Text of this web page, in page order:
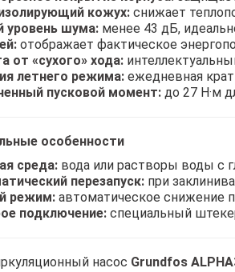
кожух: снижает
уровень шума: менее 43 дБ,
отображает фактическое
от «сухого» хода:
летнего режима: ежедневная
пусковой момент: до 27 Н·м
особенности
среда: вода или растворы воды с
перезапуск: при
режим: автоматическое снижение
подключение: специальный
насос Grundfos